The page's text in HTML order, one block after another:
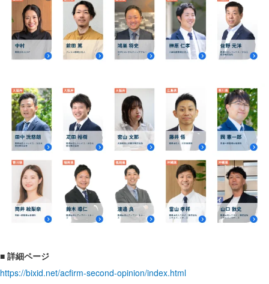
■ 詳細ページ
https://bixid.net/acfirm-second-opinion/index.html